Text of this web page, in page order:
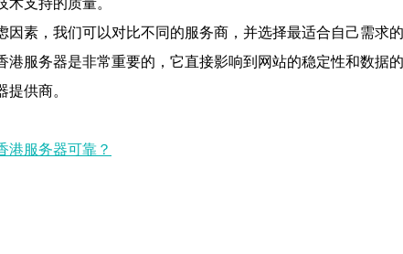
术支持的质量。
因素，我们可以对比不同的服务商，并选择最适合自己需求的
港服务器是非常重要的，它直接影响到网站的稳定性和数
提供商。
港服务器可靠？